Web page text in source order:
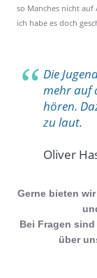
so Manches nicht auf
ich habe es doch
Die
mehr auf
hören.
zu laut.
Oliver
Gerne bieten
Bei Fragen
über